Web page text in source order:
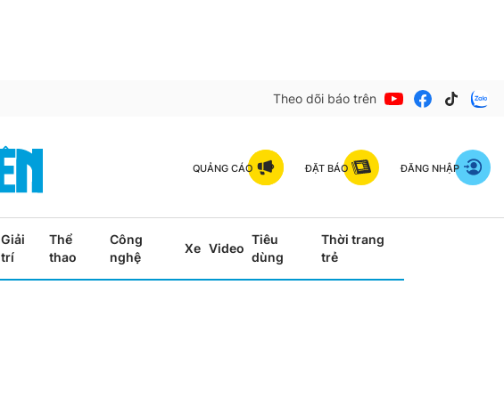
Theo dõi báo trên
QUẢNG CÁO ĐẶT BÁO ĐĂNG NHẬP
Giải
trí
Thể
thao
Công
nghệ
Xe Video
Tiêu
dùng
Thời trang
trẻ